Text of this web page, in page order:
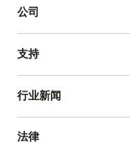
公司
支持
行业新闻
法律